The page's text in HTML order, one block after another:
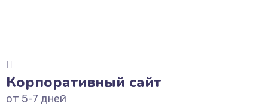
Корпоративный сайт
от 5-7 дней